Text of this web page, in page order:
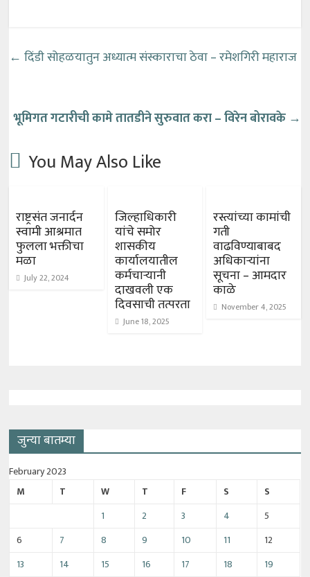
← दिंडी सोहळयातुन अध्यात्म संस्काराचा ठेवा – रमेशगिरी महाराज
भूमिगत गटारीची कामेतातडीने सुरुवात करा – विरेन बोरावके →
You May Also Like
राष्ट्रसंत जनार्दन
स्वामी आश्रमात
फुलला भक्तीचा
मळा
July 22, 2024
जिल्हाधिकारी
यांचे समोर
शासकीय
कार्यालयातील
कर्मचाऱ्यानी
दाखवली एक
दिवसाची तत्परता
June 18, 2025
रस्त्यांच्या कामांची
गती
वाढविण्याबाबद
अधिकाऱ्यांना
सूचना – आमदार
काळे
November 4, 2025
जुन्या बातम्या
February 2023
M
T W T F S
S
1
2 3 4
5
6
7 8 9 10 11
12
13
14 15 16 17 18 19